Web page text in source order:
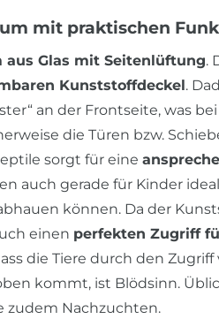
mit praktischen
aus Glas mit Seitenlüftung.
Kunststoffdeckel.
an der Frontseite, was
die Türen bzw.
sorgt für eine
auch gerade für Kinder
können. Da der
einen perfekten Zugriff
die Tiere durch den
kommt, ist Blödsinn.
zudem Nachzuchten.